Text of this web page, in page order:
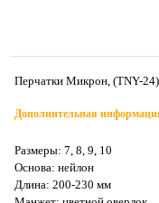
Перчатки Микрон, (TNY-
Дополнительная
Размеры: 7, 8, 9, 10
Основа: нейлон
Длина: 200-230 мм